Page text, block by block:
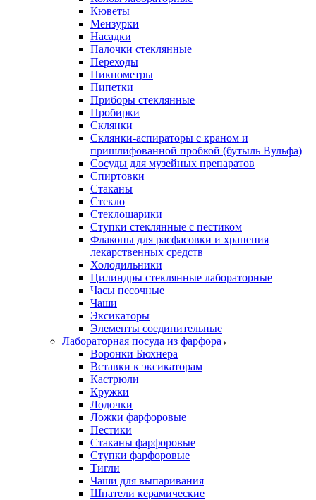
Кюветы
Мензурки
Насадки
Палочки стеклянные
Переходы
Пикнометры
Пипетки
Приборы стеклянные
Пробирки
Склянки
Склянки-аспираторы с краном и
пришлифованной пробкой (бутыль Вульфа)
Сосуды для музейных препаратов
Спиртовки
Стаканы
Стекло
Стеклошарики
Ступки стеклянные с пестиком
Флаконы для расфасовки и хранения
лекарственных средств
Холодильники
Цилиндры стеклянные лабораторные
Часы песочные
Чаши
Эксикаторы
Элементы соединительные
Лабораторная посуда из фарфора
Воронки Бюхнера
Вставки к эксикаторам
Кастрюли
Кружки
Лодочки
Ложки фарфоровые
Пестики
Стаканы фарфоровые
Ступки фарфоровые
Тигли
Чаши для выпаривания
Шпатели керамические